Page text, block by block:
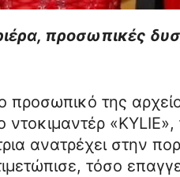
προσωπικές
προσωπικό της
ανατρέχει στην
τόσο